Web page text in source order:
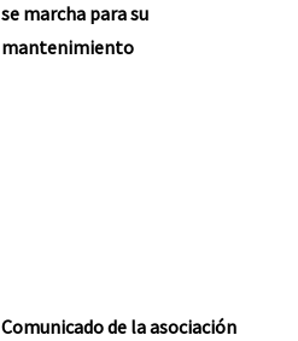
se marcha para su
mantenimiento
Comunicado de la asociación